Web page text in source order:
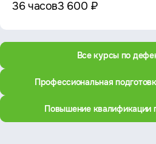
36 часов3 600 ₽
Все курсы по
Профессиональная
Повышение квалификации